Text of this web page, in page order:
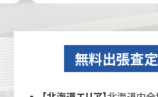
無料出張査